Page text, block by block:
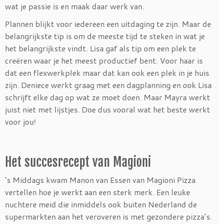
wat je passie is en maak daar werk van.
Plannen blijkt voor iedereen een uitdaging te zijn. Maar de
belangrijkste tip is om de meeste tijd te steken in wat je
het belangrijkste vindt. Lisa gaf als tip om een plek te
creëren waar je het meest productief bent. Voor haar is
dat een flexwerkplek maar dat kan ook een plek in je huis
zijn. Deniece werkt graag met een dagplanning en ook Lisa
schrijft elke dag op wat ze moet doen. Maar Mayra werkt
juist niet met lijstjes. Doe dus vooral wat het beste werkt
voor jou!
Het succesrecept van Magioni
‘s Middags kwam Manon van Essen van Magioni Pizza
vertellen hoe je werkt aan een sterk merk. Een leuke
nuchtere meid die inmiddels ook buiten Nederland de
supermarkten aan het veroveren is met gezondere pizza’s.